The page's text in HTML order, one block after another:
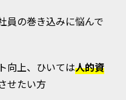
員の巻き込みに悩んで
向上、ひいては人的資
せたい方